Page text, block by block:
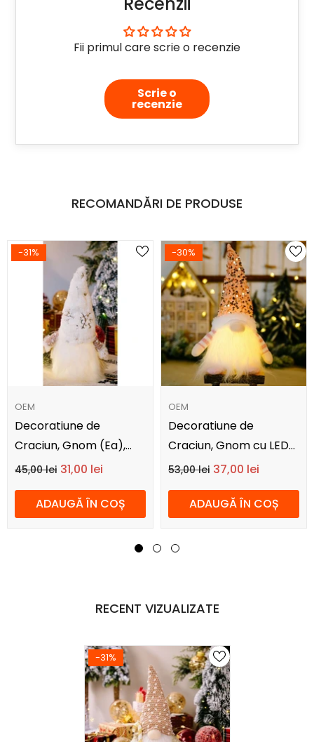
Fii primul care scrie o recenzie
Scrie o
recenzie
RECOMANDĂRI DE PRODUSE
-31%
FURNIZOR:
OEM
Decoratiune de
Craciun, Gnom (Ea),
30x30x10 cm
45,00 lei 31,00 lei
ADAUGĂ ÎN COȘ
-30%
FURNIZOR:
OEM
Decoratiune de
Craciun, Gnom cu LED
(M2), 30x10x10
53,00 lei 37,00 lei
ADAUGĂ ÎN COȘ
RECENT VIZUALIZATE
-31%